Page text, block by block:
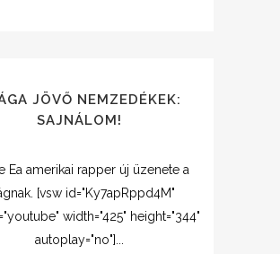
JÖVŐ NEMZEDÉKEK:
SAJNÁLOM!
Ea amerikai rapper új üzenete a
[vsw id="Ky7apRppd4M"
width="425" height="344"
autoplay="no"]...